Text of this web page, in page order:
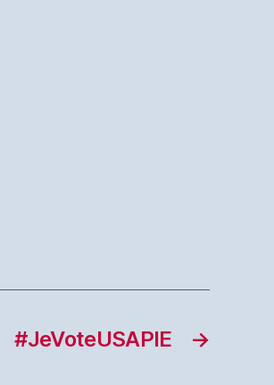
→
#JeVoteUSAPIE